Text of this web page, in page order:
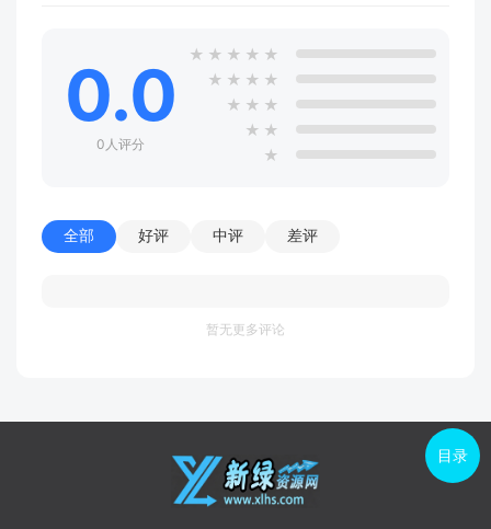
0.0
0人评分
★ ★ ★ ★ ★
★ ★ ★ ★
★ ★ ★
★ ★
★
全部 好评 中评 差评
暂无更多评论
目录